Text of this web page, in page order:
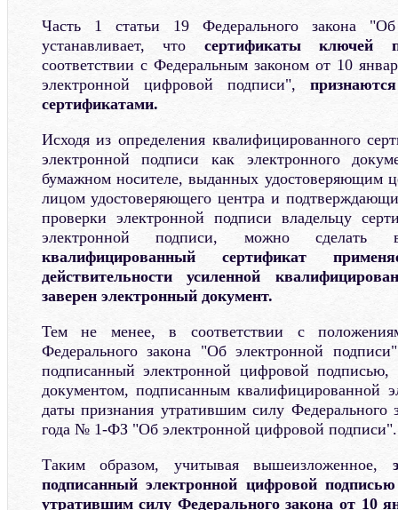
Часть 1 статьи 19 Федерального закона
устанавливает, что сертификаты ключей
соответствии с Федеральным законом от 10
электронной цифровой подписи",
сертификатами.
Исходя из определения квалифицированного
электронной подписи как электронного
бумажном носителе, выданных удостоверяющим
лицом удостоверяющего центра и
проверки электронной подписи владельцу
электронной подписи, можно
квалифицированный сертификат
действительности усиленной
заверен электронный документ.
Тем не менее, в соответствии с
Федерального закона "Об электронной
подписанный электронной цифровой подписью,
документом, подписанным квалифицированной
даты признания утратившим силу Федерального
года № 1-ФЗ "Об электронной цифровой подписи".
Таким образом, учитывая вышеизложенное,
подписанный электронной цифровой
утратившим силу Федерального закона от 10